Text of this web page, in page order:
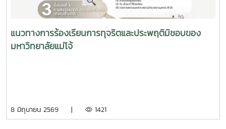
แนวทางการร้องเรียนการทุจริตและประพฤติมิชอบของ
มหาวิทยาลัยแม่โจ้
8 มิถุนายน 2569 | 1421